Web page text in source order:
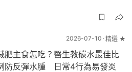
2026-07-10 精選 ★
肥主食怎吃？醫生教碳水最佳比
防反彈水腫 日常4行為易發炎